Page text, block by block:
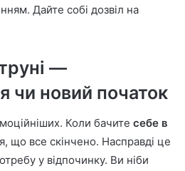
Дайте собі дозвіл на
—
чи новий початок
Коли бачите себе в
що все скінчено. Насправді це
у відпочинку. Ви ніби